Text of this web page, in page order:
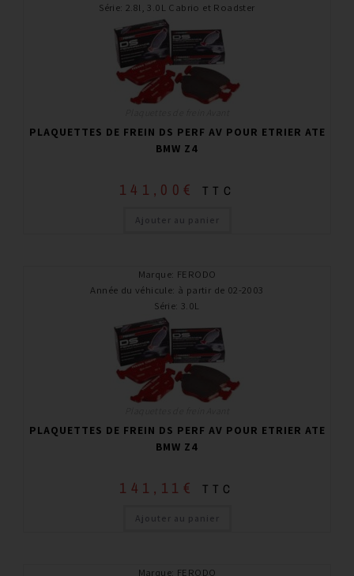
Série:2.8l, 3.0L Cabrio et Roadster
PLAQUETTES DE FREIN DS PERF AV POUR ETRIER ATE
BMW Z4
141,00 € TTC
Ajouter au panier
Marque: FERODO
Année du véhicule: à partir de 02-2003
Série: 3.0L
PLAQUETTES DE FREIN DS PERF AV POUR ETRIER ATE
BMW Z4
141,11 € TTC
Ajouter au panier
Marque: FERODO